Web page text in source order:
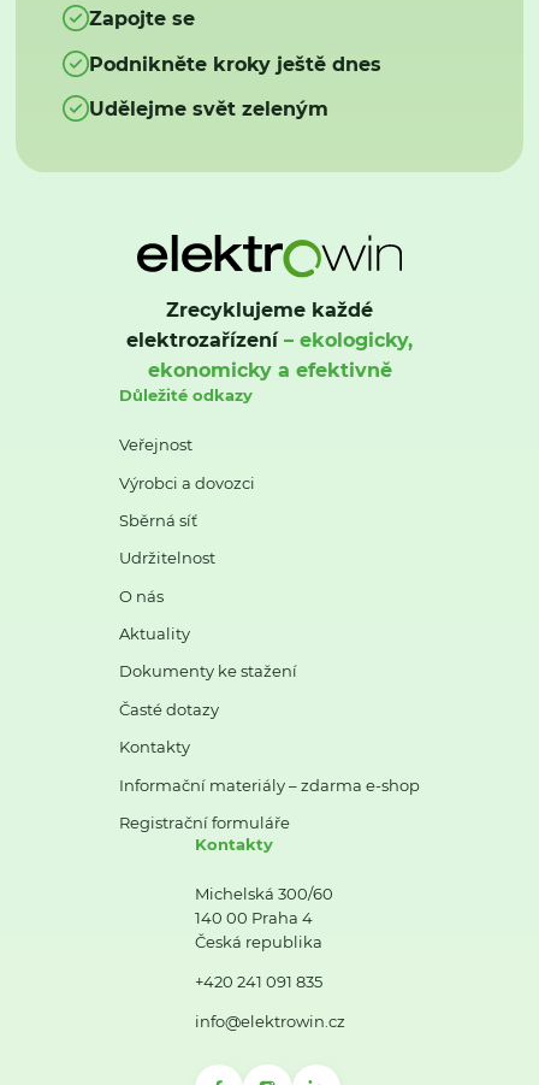
Zapojte se
Podnikněte kroky ještě dnes
Udělejme svět zeleným
Zrecyklujeme každé
elektrozařízení– ekologicky,
ekonomicky a efektivně
Důležité odkazy
Veřejnost
Výrobci a dovozci
Sběrná síť
Udržitelnost
O nás
Aktuality
Dokumenty ke stažení
Časté dotazy
Kontakty
Informační materiály – zdarma e-shop
Registrační formuláře
Kontakty
Michelská 300/60
140 00 Praha 4
Česká republika
+420 241 091 835
info@elektrowin.cz